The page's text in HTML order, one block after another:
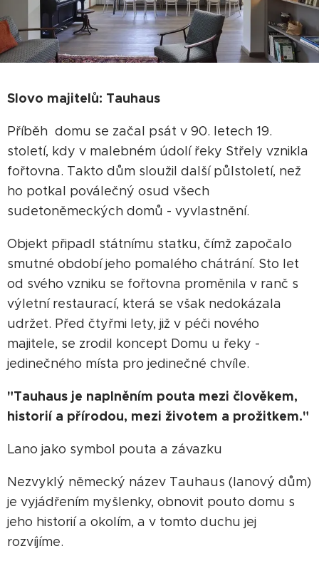
Slovo majitelů: Tauhaus
Příběh domu se začal psát v 90. letech 19.
století, kdy v malebném údolí řeky Střely vznikla
fořtovna. Takto dům sloužil další půlstoletí, než
ho potkal poválečný osud všech
sudetoněmeckých domů - vyvlastnění.
Objekt připadl státnímu statku, čímž započalo
smutné období jeho pomalého chátrání. Sto let
od svého vzniku se fořtovna proměnila v ranč s
výletní restaurací, která se však nedokázala
udržet. Před čtyřmi lety, již v péči nového
majitele, se zrodil koncept Domu u řeky -
jedinečného místa pro jedinečné chvíle.
"Tauhaus je naplněním pouta mezi člověkem,
historií a přírodou, mezi životem a prožitkem."
Lano jako symbol pouta a závazku
Nezvyklý německý název Tauhaus (lanový dům)
je vyjádřením myšlenky, obnovit pouto domu s
jeho historií a okolím, a v tomto duchu jej
rozvíjíme.